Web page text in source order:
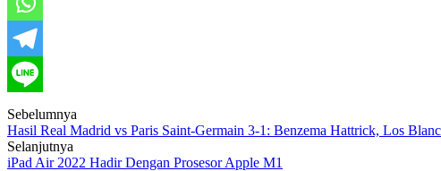
Post
navigation
Sebelumnya
Hasil Real Madrid vs Paris Saint-Germain 3-1: Benzema Hattrick, Los
Selanjutnya
iPad Air 2022 Hadir Dengan Prosesor Apple M1